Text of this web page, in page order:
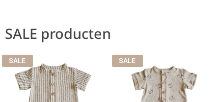
SALE producten
SALE SALE